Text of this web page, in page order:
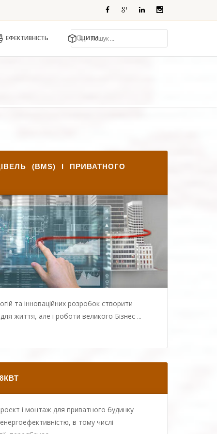
ЕФЕКТИВНІСТЬ ЩИТИ
(BMS) І ПРИВАТНОГО
та інноваційних розробок створити
життя, але і роботи великого Бізнес ...
і монтаж для приватного будинку
в тому числі